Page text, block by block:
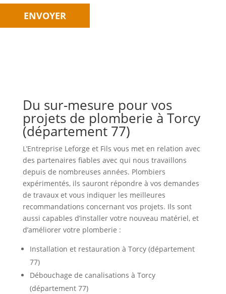
Du sur-mesure pour vos
projets de plomberie à Torcy
(département 77)
L’Entreprise Leforge et Fils vous met en relation avec
des partenaires fiables avec qui nous travaillons
depuis de nombreuses années. Plombiers
expérimentés, ils sauront répondre à vos demandes
de travaux et vous indiquer les meilleures
recommandations concernant vos projets. Ils sont
aussi capables d’installer votre nouveau matériel, et
d’améliorer votre plomberie :
Installation et restauration à Torcy (département
77)
Débouchage de canalisations à Torcy
(département 77)